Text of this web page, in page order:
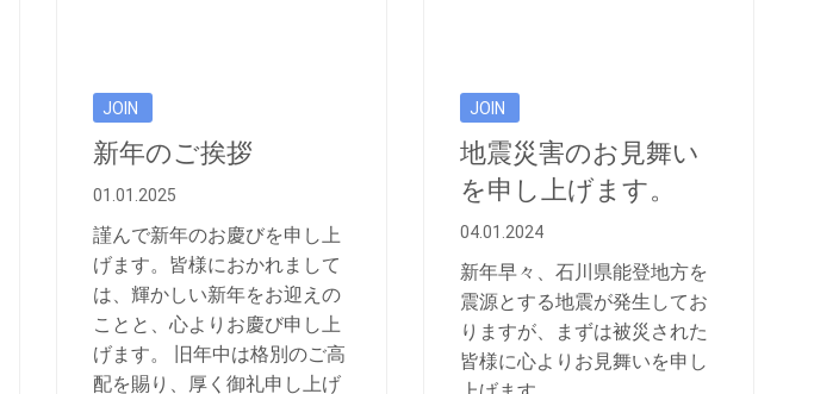
JOIN
新年のご挨拶
01.01.2025
謹んで新年のお慶びを申し上
げます。皆様におかれまして
は、輝かしい新年をお迎えの
ことと、心よりお慶び申し上
げます。 旧年中は格別のご高
配を賜り、厚く御礼申し上げ
JOIN
地震災害のお見舞い
を申し上げます。
04.01.2024
新年早々、石川県能登地方を
震源とする地震が発生してお
りますが、まずは被災された
皆様に心よりお見舞いを申し